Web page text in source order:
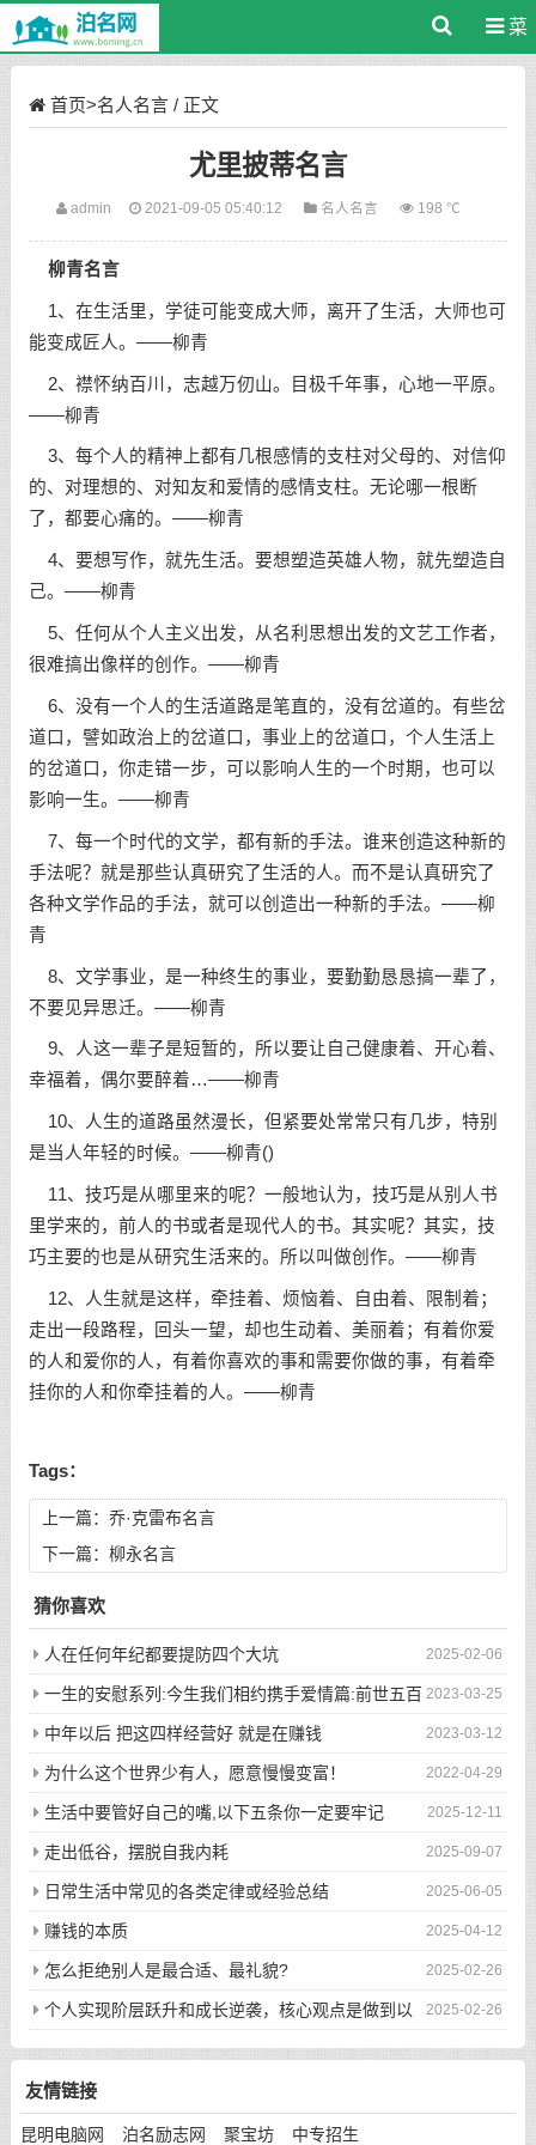
菜
首页>名人名言/ 正文
尤里披蒂名言
admin 2021-09-05 05:40:12 名人名言 198 ℃
柳青名言
1、在生活里，学徒可能变成大师，离开了生活，大师也可
能变成匠人。——柳青
2、襟怀纳百川，志越万仞山。目极千年事，心地一平原。
——柳青
3、每个人的精神上都有几根感情的支柱对父母的、对信仰
的、对理想的、对知友和爱情的感情支柱。无论哪一根断
了，都要心痛的。——柳青
4、要想写作，就先生活。要想塑造英雄人物，就先塑造自
己。——柳青
5、任何从个人主义出发，从名利思想出发的文艺工作者，
很难搞出像样的创作。——柳青
6、没有一个人的生活道路是笔直的，没有岔道的。有些岔
道口，譬如政治上的岔道口，事业上的岔道口，个人生活上
的岔道口，你走错一步，可以影响人生的一个时期，也可以
影响一生。——柳青
7、每一个时代的文学，都有新的手法。谁来创造这种新的
手法呢？就是那些认真研究了生活的人。而不是认真研究了
各种文学作品的手法，就可以创造出一种新的手法。——柳
青
8、文学事业，是一种终生的事业，要勤勤恳恳搞一辈了，
不要见异思迁。——柳青
9、人这一辈子是短暂的，所以要让自己健康着、开心着、
幸福着，偶尔要醉着…——柳青
10、人生的道路虽然漫长，但紧要处常常只有几步，特别
是当人年轻的时候。——柳青()
11、技巧是从哪里来的呢？一般地认为，技巧是从别人书
里学来的，前人的书或者是现代人的书。其实呢？其实，技
巧主要的也是从研究生活来的。所以叫做创作。——柳青
12、人生就是这样，牵挂着、烦恼着、自由着、限制着；
走出一段路程，回头一望，却也生动着、美丽着；有着你爱
的人和爱你的人，有着你喜欢的事和需要你做的事，有着牵
挂你的人和你牵挂着的人。——柳青
Tags：
上一篇： 乔·克雷布名言
下一篇： 柳永名言
猜你喜欢
2025-02-06
人在任何年纪都要提防四个大坑
2023-03-25
一生的安慰系列:今生我们相约携手爱情篇:前世五百
次的回眸才换来今生的相遇
2023-03-12
中年以后 把这四样经营好 就是在赚钱
2022-04-29
为什么这个世界少有人，愿意慢慢变富！
2025-12-11
生活中要管好自己的嘴,以下五条你一定要牢记
2025-09-07
走出低谷，摆脱自我内耗
2025-06-05
日常生活中常见的各类定律或经验总结
2025-04-12
赚钱的本质
2025-02-26
怎么拒绝别人是最合适、最礼貌?
2025-02-26
个人实现阶层跃升和成长逆袭，核心观点是做到以
下八件事
友情链接
昆明电脑网 泊名励志网 聚宝坊 中专招生